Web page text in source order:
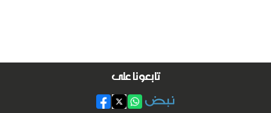
تابعونا على